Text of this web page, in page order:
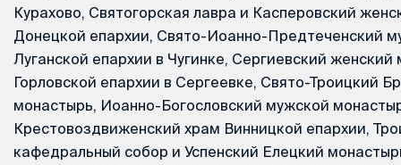
Курахово, Святогорская лавра и Касперовский
Донецкой епархии, Свято-Иоанно-Предтеченский
Луганской епархии в Чугинке, Сергиевский женский
Горловской епархии в Сергеевке, Свято-Троицкий
монастырь, Иоанно-Богословский мужской
Крестовоздвиженский храм Винницкой епархии,
кафедральный собор и Успенский Елецкий